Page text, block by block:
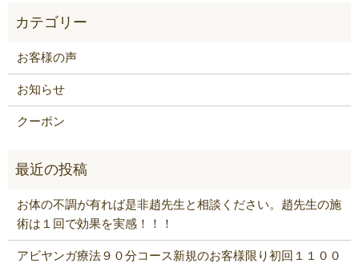
お客様の声
お知らせ
クーポン
お体の不調が有れば是非趙先生と相談ください。趙先生の施
術は１回で効果を実感！！！
アビヤンガ療法９０分コース新規のお客様限り初回１１００